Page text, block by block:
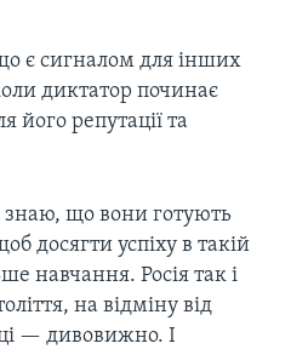
є сигналом для інших
диктатор починає
його репутації та
знаю, що вони готують
досягти успіху в такій
навчання. Росія так і
на відміну від
— дивовижно. І